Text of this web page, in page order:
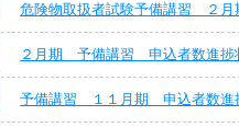
危険物取扱者試験予備講習 ２
２月期 予備講習 申込者数進捗
予備講習 １１月期 申込者数進